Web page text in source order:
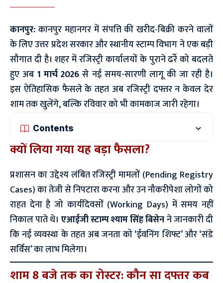
कानपुर: कानपुर महानगर में संपत्ति की खरीद-बिक्री करने वालों
के लिए उत्तर प्रदेश सरकार और स्थानीय स्टाम्प विभाग ने एक बड़ी
सौगात दी है। शहर में रजिस्ट्री कार्यालयों के पुराने ढर्रे को बदलते
हुए अब 1 मार्च 2026 से नई समय-सारणी लागू की जा रही है।
इस ऐतिहासिक फैसले के तहत अब रजिस्ट्री दफ्तर न केवल देर
शाम तक खुलेंगे, बल्कि रविवार को भी कामकाज जारी रहेगा।
Contents
क्यों लिया गया यह बड़ा फैसला?
प्रशासन का उद्देश्य लंबित रजिस्ट्री मामलों (Pending Registry
Cases) का तेजी से निपटारा करना और उन नौकरीपेशा लोगों को
राहत देना है जो कार्यदिवसों (Working Days) में समय नहीं
निकाल पाते थे। एआईजी स्टाम्प श्याम सिंह बिसेनने जानकारी दी
कि नई व्यवस्था के तहत अब जनता को ‘ईवनिंग शिफ्ट’ और ‘संडे
सर्विस’ का लाभ मिलेगा।
शाम 8 बजे तक का रोस्टर: कौन सा दफ्तर कब